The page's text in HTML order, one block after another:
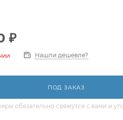
₽
Нашли дешевле?
ПОД ЗАКАЗ
обязательно свяжутся с вами и